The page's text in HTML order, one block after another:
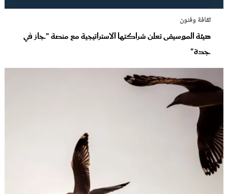
ثقافة وفنون
هيئة الموسيقى تعلن شراكتها الاستراتيجية مع منصة "جاز في
جدة"